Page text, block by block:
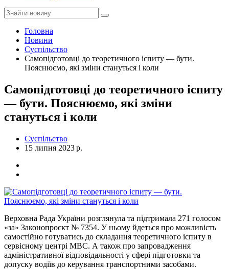
Головна
Новини
Суспільство
Самопідготовці до теоретичного іспиту — бути.
Пояснюємо, які зміни стануться і коли
Самопідготовці до теоретичного іспиту
— бути. Пояснюємо, які зміни
стануться і коли
Суспільство
15 липня 2023 р.
Верховна Рада України розглянула та підтримала 271 голосом
«за» Законопроєкт № 7354. У ньому йдеться про можливість
самостійно готуватись до складання теоретичного іспиту в
сервісному центрі МВС. А також про запровадження
адміністративної відповідальності у сфері підготовки та
допуску водіїв до керування транспортними засобами.